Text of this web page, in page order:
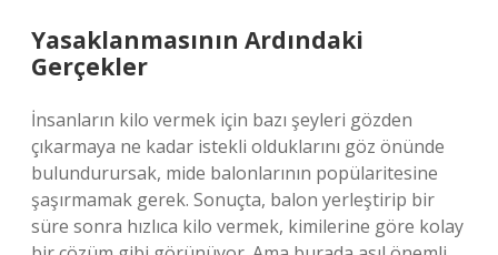
Yasaklanmasının Ardındaki
Gerçekler
İnsanların kilo vermek için bazı şeyleri gözden
çıkarmaya ne kadar istekli olduklarını göz önünde
bulundurursak, mide balonlarının popülaritesine
şaşırmamak gerek. Sonuçta, balon yerleştirip bir
süre sonra hızlıca kilo vermek, kimilerine göre kolay